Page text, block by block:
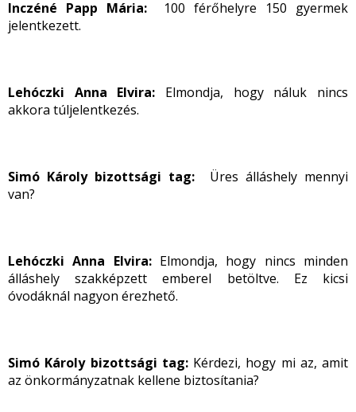
Inczéné Papp Mária: 100 férőhelyre 150 gyermek
jelentkezett.
Lehóczki Anna Elvira: Elmondja, hogy náluk nincs
akkora túljelentkezés.
Simó Károly bizottsági tag: Üres álláshely mennyi
van?
Lehóczki Anna Elvira: Elmondja, hogy nincs minden
álláshely szakképzett emberel betöltve. Ez kicsi
óvodáknál nagyon érezhető.
Simó Károly bizottsági tag: Kérdezi, hogy mi az, amit
az önkormányzatnak kellene biztosítania?